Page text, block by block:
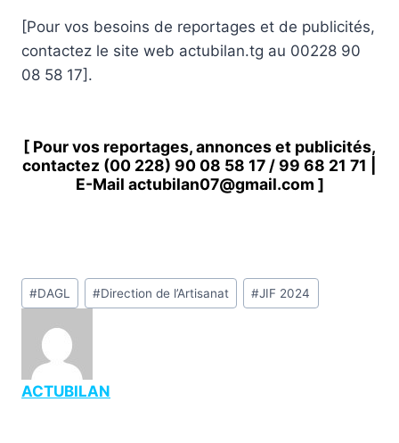
[Pour vos besoins de reportages et de publicités,
contactez le site web actubilan.tg au 00228 90
08 58 17].
[ Pour vos reportages, annonces et publicités,
contactez (00 228) 90 08 58 17 / 99 68 21 71
E-Mail actubilan07@gmail.com ]
Étiquettes
de
publication :
#DAGL #Direction de l’Artisanat #JIF 2024
ACTUBILAN